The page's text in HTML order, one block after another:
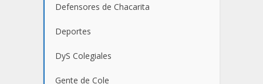
Defensores de Chacarita
Deportes
DyS Colegiales
Gente de Cole